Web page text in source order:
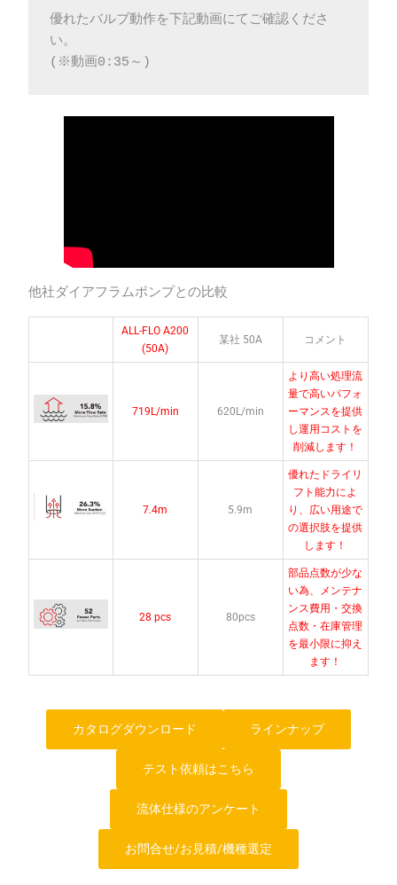
優れたバルブ動作を下記動画にてご確認くださ
い。
(※動画0:35～)
他社ダイアフラムポンプとの比較
ALL-FLO A200
(50A)
某社 50A コメント
719L/min 620L/min
より高い処理流
量で高いパフォ
ーマンスを提供
し運用コストを
削減します！
7.4m 5.9m
優れたドライリ
フト能力によ
り、広い用途で
の選択肢を提供
します！
28 pcs 80pcs
部品点数が少な
い為、メンテナ
ンス費用・交換
点数・在庫管理
を最小限に抑え
ます！
カタログダウンロード ラインナップ
テスト依頼はこちら
流体仕様のアンケート
お問合せ/お見積/機種選定